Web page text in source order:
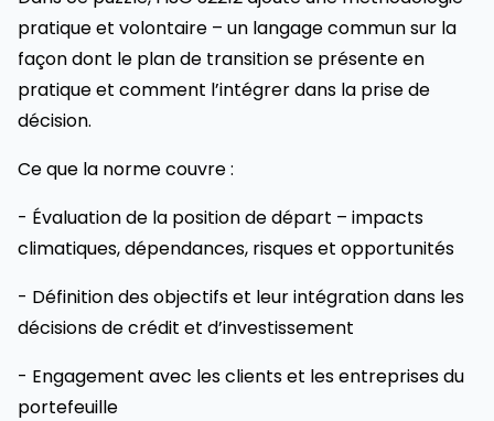
pratique et volontaire – un langage commun sur la
façon dont le plan de transition se présente en
pratique et comment l’intégrer dans la prise de
décision.
Ce que la norme couvre :
- Évaluation de la position de départ – impacts
climatiques, dépendances, risques et opportunités
- Définition des objectifs et leur intégration dans les
décisions de crédit et d’investissement
- Engagement avec les clients et les entreprises du
portefeuille